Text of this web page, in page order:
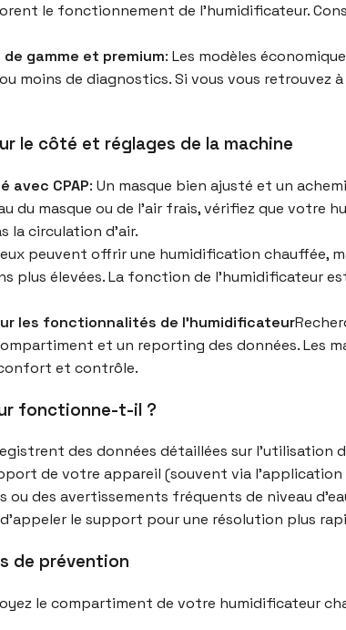
le fonctionnement de l’humidificateur.
gamme et premium: Les modèles
moins de diagnostics. Si vous vous retrouvez
le côté et réglages de la machine
avec CPAP: Un masque bien ajusté et un
du masque ou de l’air frais, vérifiez que votre
la circulation d’air.
peuvent offrir une humidification chauffée,
plus élevées. La fonction de l’humidificateur
les fonctionnalités de l’humidificateur
et un reporting des données. Les
et contrôle.
fonctionne-t-il ?
des données détaillées sur l’utilisation
de votre appareil (souvent via
ou des avertissements fréquents de niveau
le support pour une résolution plus
de prévention
le compartiment de votre humidificateur